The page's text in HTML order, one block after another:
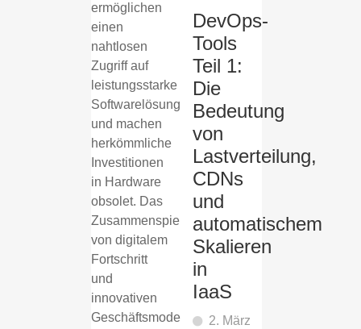
ermöglichen
einen
nahtlosen
Zugriff auf
leistungsstarke
Softwarelösungen
und machen
herkömmliche
Investitionen
in Hardware
obsolet. Das
Zusammenspiel
von digitalem
Fortschritt
und
innovativen
Geschäftsmodellen
DevOps-
Tools
Teil 1:
Die
Bedeutung
von
Lastverteilung,
CDNs
und
automatischem
Skalieren
in
IaaS
2. März 2024